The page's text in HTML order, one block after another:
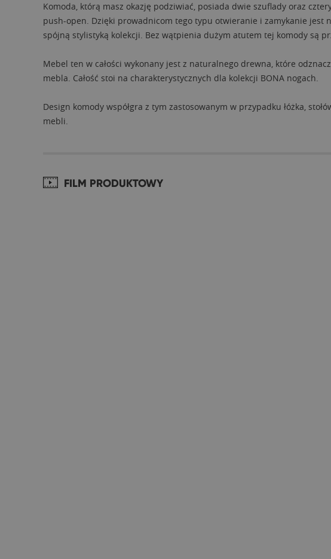
Komoda, którą masz okazję podziwiać, posiada dwie szuflady oraz
push-open. Dzięki prowadnicom tego typu otwieranie i zamykanie jest
spójną stylistyką kolekcji. Bez wątpienia dużym atutem tej komody są
Mebel ten w całości wykonany jest z naturalnego drewna, które
mebla. Całość stoi na charakterystycznych dla kolekcji BONA nogach.
Design komody współgra z tym zastosowanym w przypadku łóżka,
mebli.
FILM PRODUKTOWY